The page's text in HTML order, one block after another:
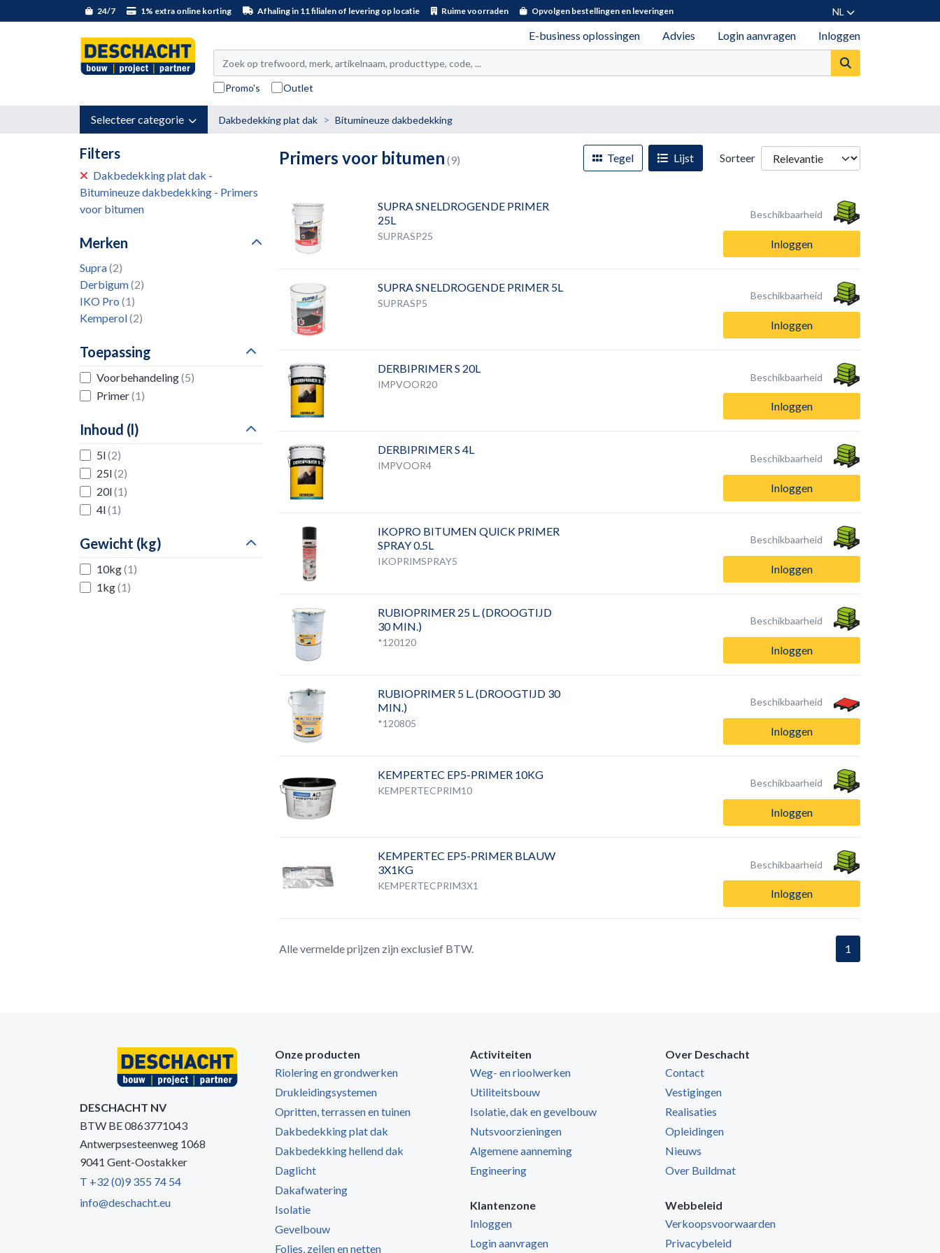
24/7 1% extra online korting Afhaling in 11 filialen of levering op locatie Ruime voorraden Opvolgen bestellingen en leveringen NL
E-business oplossingen Advies Login aanvragen Inloggen
Promo's Outlet
Selecteer categorie Dakbedekking plat dak Bitumineuze dakbedekking
Filters
Dakbedekking plat dak -
Bitumineuze dakbedekking - Primers
voor bitumen
Merken
Supra(2)
Derbigum(2)
IKO Pro (1)
Kemperol(2)
Toepassing
Voorbehandeling(5)
Primer(1)
Inhoud (l)
5l(2)
25l(2)
20l(1)
4l(1)
Gewicht (kg)
10kg(1)
1kg(1)
Primers voor bitumen (9) Tegel Lijst Sorteer
SUPRA SNELDROGENDE PRIMER
25L
SUPRASP25
Beschikbaarheid
Inloggen
SUPRA SNELDROGENDE PRIMER 5L
SUPRASP5
Beschikbaarheid
Inloggen
DERBIPRIMER S 20L
IMPVOOR20
Beschikbaarheid
Inloggen
DERBIPRIMER S 4L
IMPVOOR4
Beschikbaarheid
Inloggen
IKOPRO BITUMEN QUICK PRIMER
SPRAY 0.5L
IKOPRIMSPRAY5
Beschikbaarheid
Inloggen
RUBIOPRIMER 25 L. (DROOGTIJD
30 MIN.)
*120120
Beschikbaarheid
Inloggen
RUBIOPRIMER 5 L. (DROOGTIJD 30
MIN.)
*120805
Beschikbaarheid
Inloggen
KEMPERTEC EP5-PRIMER 10KG
KEMPERTECPRIM10
Beschikbaarheid
Inloggen
KEMPERTEC EP5-PRIMER BLAUW
3X1KG
KEMPERTECPRIM3X1
Beschikbaarheid
Inloggen
Alle vermelde prijzen zijn exclusief BTW. 1
DESCHACHT NV
BTW BE 0863771043
Antwerpsesteenweg 1068
9041 Gent-Oostakker
T +32 (0)9 355 74 54
info@deschacht.eu
Onze producten
Riolering en grondwerken
Drukleidingsystemen
Opritten, terrassen en tuinen
Dakbedekking plat dak
Dakbedekking hellend dak
Daglicht
Dakafwatering
Isolatie
Gevelbouw
Folies, zeilen en netten
Activiteiten
Weg- en rioolwerken
Utiliteitsbouw
Isolatie, dak en gevelbouw
Nutsvoorzieningen
Algemene aanneming
Engineering
Klantenzone
Inloggen
Login aanvragen
Over Deschacht
Contact
Vestigingen
Realisaties
Opleidingen
Nieuws
Over Buildmat
Webbeleid
Verkoopsvoorwaarden
Privacybeleid